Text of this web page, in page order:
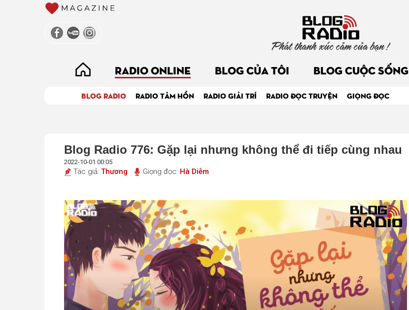
Phát thanh xúc cảm của bạn !
RADIO ONLINE BLOG CỦA TÔI BLOG CUỘC SỐNG
BLOG RADIO RADIO TÂM HỒN RADIO GIẢI TRÍ RADIO ĐỌC TRUYỆN GIỌNG ĐỌC
Blog Radio 776: Gặp lại nhưng không thể đi tiếp cùng nhau
2022-10-01 00:05
Tác giả: Thương Giọng đọc: Hà Diễm